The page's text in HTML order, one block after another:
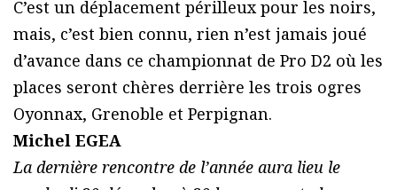
C’est un déplacement périlleux pour les noirs,
mais, c’est bien connu, rien n’est jamais joué
d’avance dans ce championnat de Pro D2 où les
places seront chères derrière les trois ogres
Oyonnax, Grenoble et Perpignan.
Michel EGEA
La dernière rencontre de l’année aura lieu le